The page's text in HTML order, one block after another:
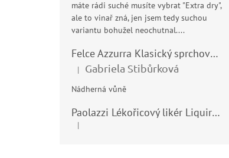
máte rádi suché musíte vybrat "Extra dry",
ale to vinař zná, jen jsem tedy suchou
variantu bohužel neochutnal....
Felce Azzurra Klasický sprchový gel - doccia gel 400ml
Hodnocení produktu je 5 z 5 hvězdiček.
| Gabriela Stibůrková
Nádherná vůně
Paolazzi Lékořicový likér Liquirizia 24% 0,7L
Hodnocení produktu je 5 z 5 hvězdiček.
|